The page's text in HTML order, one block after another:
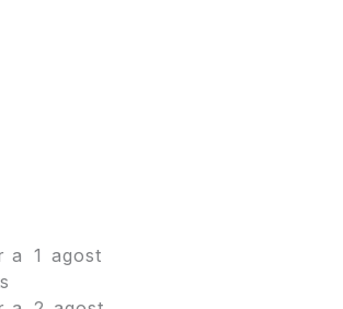
a 1 agost